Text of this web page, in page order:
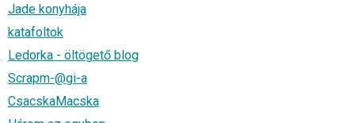
Jade konyhája
katafoltok
Ledorka - öltögető blog
Scrapm-@gi-a
CsacskaMacska